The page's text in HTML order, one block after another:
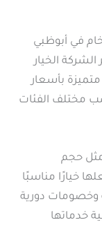
في أبوظبي
الخيار
بأسعار
مختلف الفئات
حجم
خيارًا مناسبًا
وخصومات دورية
خدماتها